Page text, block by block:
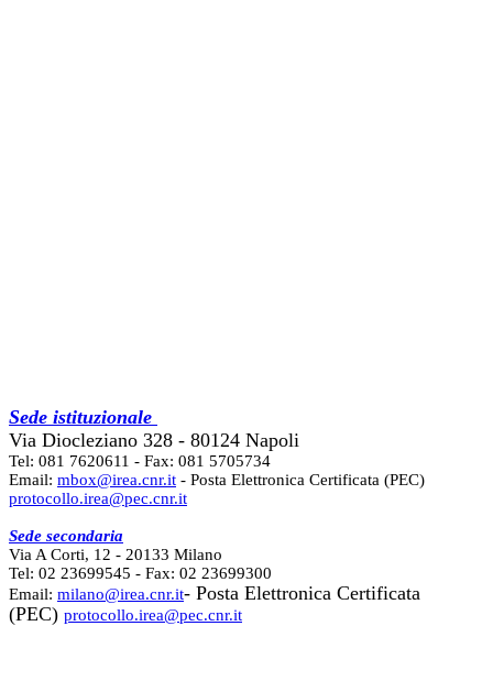
Sede istituzionale
Via Diocleziano 328 - 80124 Napoli
Tel: 081 7620611 - Fax: 081 5705734
Email: mbox@irea.cnr.it - Posta Elettronica Certificata (PEC)
protocollo.irea@pec.cnr.it
Sede secondaria
Via A Corti, 12 - 20133 Milano
Tel: 02 23699545 - Fax: 02 23699300
Email: milano@irea.cnr.it- Posta Elettronica Certificata
(PEC) protocollo.irea@pec.cnr.it